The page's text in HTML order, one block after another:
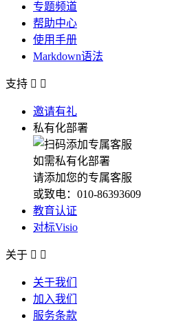
专题频道
帮助中心
使用手册
Markdown语法
支持  
邀请有礼
私有化部署
如需私有化部署
请添加您的专属客服
或致电：010-86393609
教育认证
对标Visio
关于  
关于我们
加入我们
服务条款